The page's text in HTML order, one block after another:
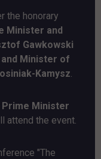
the honorary
Minister and
Gawkowski
Minister of
Kamysz.
Minister
attend the event.
"The